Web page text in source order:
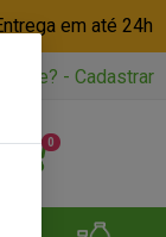
em até 24h
- Cadastrar
0